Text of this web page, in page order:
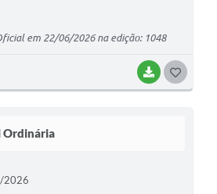
BAIXAR
em 22/06/2026 na edição: 1048
Ordinária
2026